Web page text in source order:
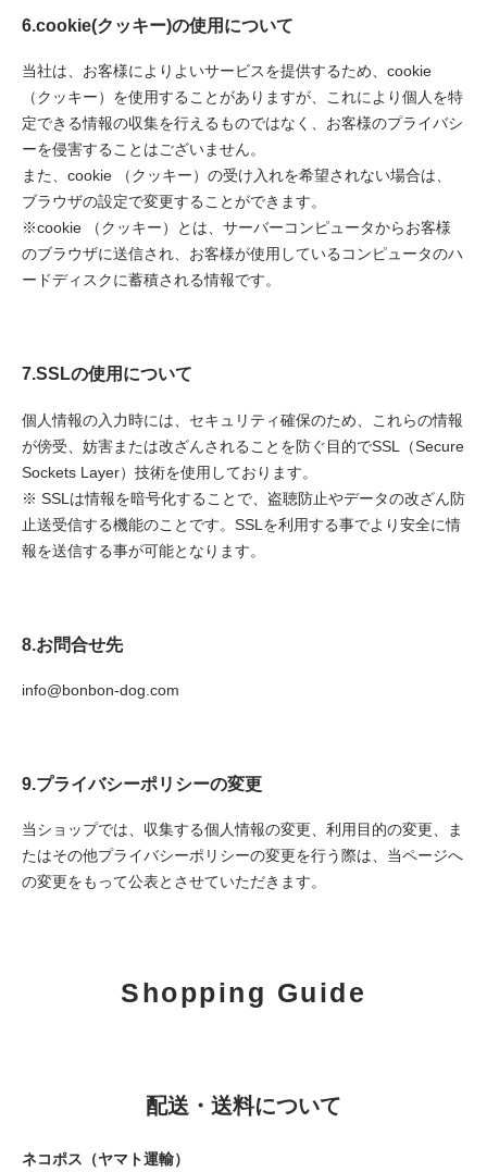
6.cookie(クッキー)の使用について
当社は、お客様によりよいサービスを提供するため、cookie
（クッキー）を使用することがありますが、これにより個人を特
定できる情報の収集を行えるものではなく、お客様のプライバシ
ーを侵害することはございません。
また、cookie （クッキー）の受け入れを希望されない場合は、
ブラウザの設定で変更することができます。
※cookie （クッキー）とは、サーバーコンピュータからお客様
のブラウザに送信され、お客様が使用しているコンピュータのハ
ードディスクに蓄積される情報です。
7.SSLの使用について
個人情報の入力時には、セキュリティ確保のため、これらの情報
が傍受、妨害または改ざんされることを防ぐ目的でSSL（Secure
Sockets Layer）技術を使用しております。
※ SSLは情報を暗号化することで、盗聴防止やデータの改ざん防
止送受信する機能のことです。SSLを利用する事でより安全に情
報を送信する事が可能となります。
8.お問合せ先
info@bonbon-dog.com
9.プライバシーポリシーの変更
当ショップでは、収集する個人情報の変更、利用目的の変更、ま
たはその他プライバシーポリシーの変更を行う際は、当ページへ
の変更をもって公表とさせていただきます。
Shopping Guide
配送・送料について
ネコポス（ヤマト運輸）